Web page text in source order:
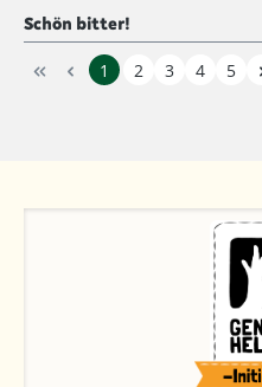
Bewertung mit 5 von 5 Sternen
Schön bitter!
1 2 3 4 5